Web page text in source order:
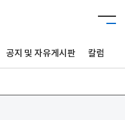
공지 및 자유게시판 칼럼